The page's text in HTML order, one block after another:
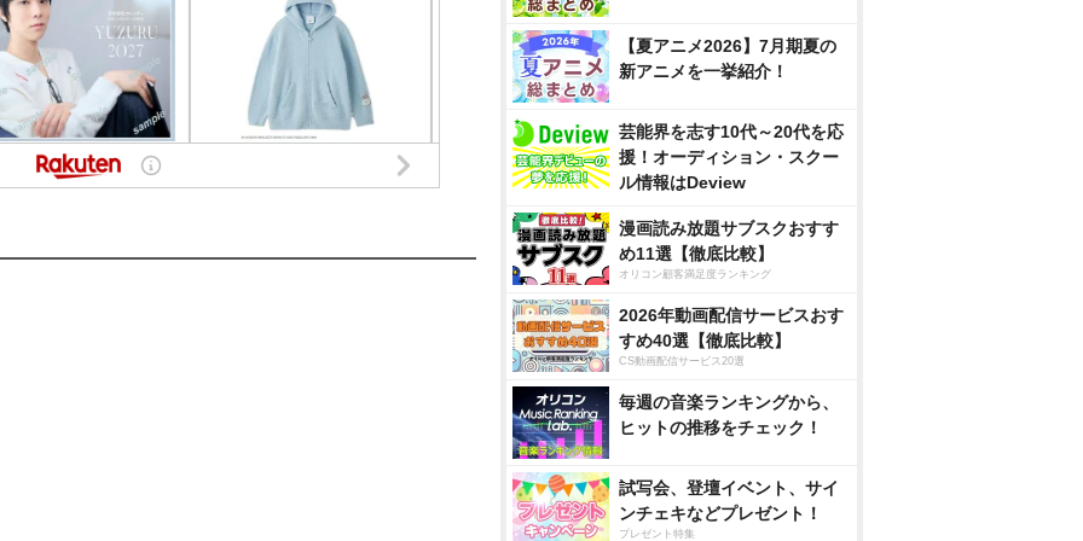
【夏アニメ2026】7月期夏の
新アニメを一挙紹介！
芸能界を志す10代～20代を応
援！オーディション・スクー
ル情報はDeview
漫画読み放題サブスクおすす
め11選【徹底比較】
オリコン顧客満足度ランキング
2026年動画配信サービスおす
すめ40選【徹底比較】
CS動画配信サービス20選
毎週の音楽ランキングから、
ヒットの推移をチェック！
試写会、登壇イベント、サイ
ンチェキなどプレゼント！
プレゼント特集